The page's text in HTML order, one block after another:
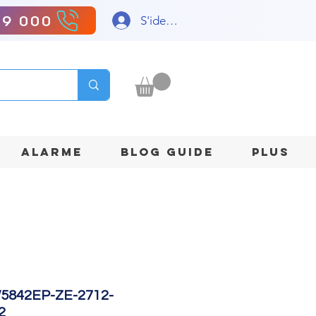
000 S'identifier
ALARME BLOG GUIDE Plus
ZE-2712-